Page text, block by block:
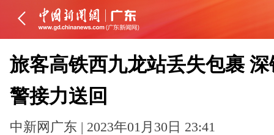
旅客高铁西九龙站丢失包裹 深
警接力送回
中新网广东 | 2023年01月30日 23:41